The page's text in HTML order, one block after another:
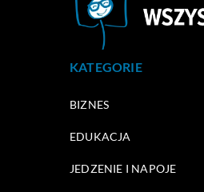
KATEGORIE
BIZNES
EDUKACJA
JEDZENIE I NAPOJE